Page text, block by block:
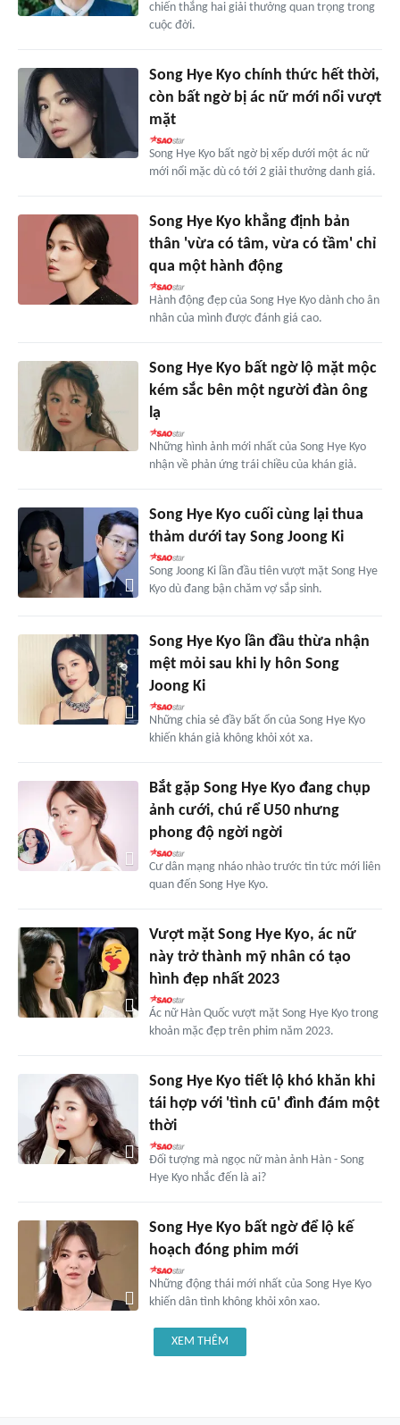
chiến thắng hai giải thưởng quan trọng trong
cuộc đời.
Song Hye Kyo chính thức hết thời,
còn bất ngờ bị ác nữ mới nổi vượt
mặt
Song Hye Kyo bất ngờ bị xếp dưới một ác nữ
mới nổi mặc dù có tới 2 giải thưởng danh giá.
Song Hye Kyo khẳng định bản
thân 'vừa có tâm, vừa có tầm' chỉ
qua một hành động
Hành động đẹp của Song Hye Kyo dành cho ân
nhân của mình được đánh giá cao.
Song Hye Kyo bất ngờ lộ mặt mộc
kém sắc bên một người đàn ông
lạ
Những hình ảnh mới nhất của Song Hye Kyo
nhận về phản ứng trái chiều của khán giả.
Song Hye Kyo cuối cùng lại thua
thảm dưới tay Song Joong Ki
Song Joong Ki lần đầu tiên vượt mặt Song Hye
Kyo dù đang bận chăm vợ sắp sinh.
Song Hye Kyo lần đầu thừa nhận
mệt mỏi sau khi ly hôn Song
Joong Ki
Những chia sẻ đầy bất ổn của Song Hye Kyo
khiến khán giả không khỏi xót xa.
Bắt gặp Song Hye Kyo đang chụp
ảnh cưới, chú rể U50 nhưng
phong độ ngời ngời
Cư dân mạng nháo nhào trước tin tức mới liên
quan đến Song Hye Kyo.
Vượt mặt Song Hye Kyo, ác nữ
này trở thành mỹ nhân có tạo
hình đẹp nhất 2023
Ác nữ Hàn Quốc vượt mặt Song Hye Kyo trong
khoản mặc đẹp trên phim năm 2023.
Song Hye Kyo tiết lộ khó khăn khi
tái hợp với 'tình cũ' đình đám một
thời
Đối tượng mà ngọc nữ màn ảnh Hàn - Song
Hye Kyo nhắc đến là ai?
Song Hye Kyo bất ngờ để lộ kế
hoạch đóng phim mới
Những động thái mới nhất của Song Hye Kyo
khiến dân tình không khỏi xôn xao.
XEM THÊM